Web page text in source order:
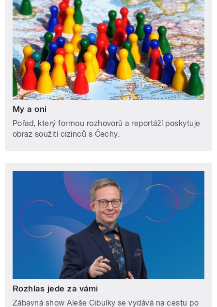
My a oni
Pořad, který formou rozhovorů a reportáží poskytuje
obraz soužití cizinců s Čechy.
Rozhlas jede za vámi
Zábavná show Aleše Cibulky se vydává na cestu po